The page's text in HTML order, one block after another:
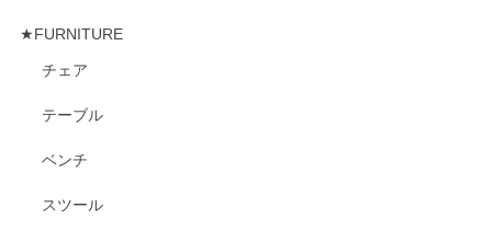
★FURNITURE
チェア
テーブル
ベンチ
スツール